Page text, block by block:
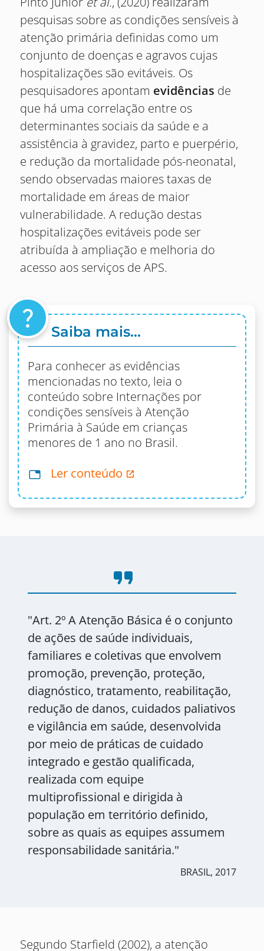
pesquisas sobre as condições sensíveis à
atenção primária definidas como um
conjunto de doenças e agravos cujas
hospitalizações são evitáveis. Os
pesquisadores apontam evidências de
que há uma correlação entre os
determinantes sociais da saúde e a
assistência à gravidez, parto e puerpério,
e redução da mortalidade pós-neonatal,
sendo observadas maiores taxas de
mortalidade em áreas de maior
vulnerabilidade. A redução destas
hospitalizações evitáveis pode ser
atribuída à ampliação e melhoria do
acesso aos serviços de APS.
question_mark Saiba mais...
Para conhecer as evidências
mencionadas no texto, leia o
conteúdo sobre Internações por
condições sensíveis à Atenção
Primária à Saúde em crianças
menores de 1 ano no Brasil.
Ler conteúdo
format_quote
"Art. 2º A Atenção Básica é o conjunto
de ações de saúde individuais,
familiares e coletivas que envolvem
promoção, prevenção, proteção,
diagnóstico, tratamento, reabilitação,
redução de danos, cuidados paliativos
e vigilância em saúde, desenvolvida
por meio de práticas de cuidado
integrado e gestão qualificada,
realizada com equipe
multiprofissional e dirigida à
população em território definido,
sobre as quais as equipes assumem
responsabilidade sanitária."
BRASIL, 2017
Segundo Starfield (2002), a atenção